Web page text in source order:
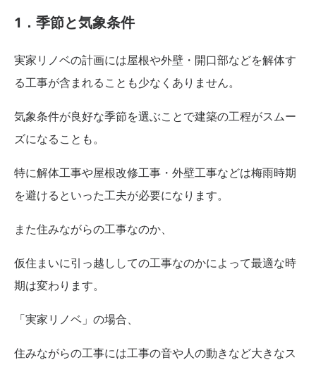
1．季節と気象条件
実家リノベの計画には屋根や外壁・開口部などを解体す
る工事が含まれることも少なくありません。
気象条件が良好な季節を選ぶことで建築の工程がスムー
ズになることも。
特に解体工事や屋根改修工事・外壁工事などは梅雨時期
を避けるといった工夫が必要になります。
また住みながらの工事なのか、
仮住まいに引っ越ししての工事なのかによって最適な時
期は変わります。
「実家リノベ」の場合、
住みながらの工事には工事の音や人の動きなど大きなス